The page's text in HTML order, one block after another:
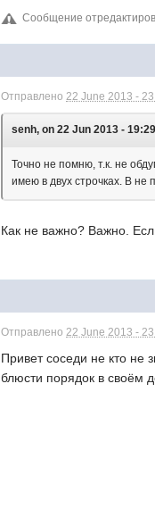
Сообщение
Отправлено22 June 2013 -
senh, on 22 Jun 2013 -
Точно не помню, т.к. не
имею в двух строчках. В не
Как не важно? Важно.
Отправлено22 June 2013 -
Привет соседи не кто не
блюсти порядок в своём